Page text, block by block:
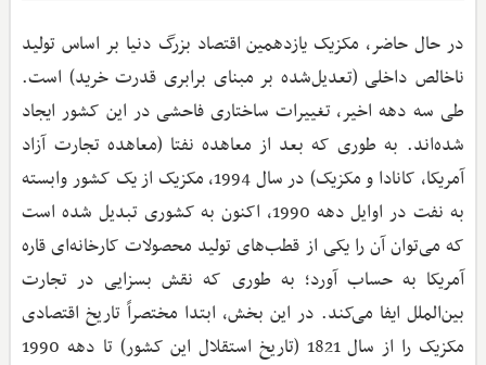
در حال حاضر، مکزیک یازدهمین اقتصاد بزرگ دنیا بر اساس تولید
ناخالص داخلی (تعدیل‌شده بر مبنای برابری قدرت خرید) است.
طی سه دهه اخیر، تغییرات ساختاری فاحشی در این کشور ایجاد
شده‌اند. به طوری که بعد از معاهده نفتا (معاهده تجارت آزاد
آمریکا، کانادا و مکزیک) در سال 1994، مکزیک از یک کشور وابسته
به نفت در اوایل دهه 1990، اکنون به کشوری تبدیل شده است
که می‌توان آن را یکی از قطب‌های تولید محصولات کارخانه‌ای قاره
آمریکا به حساب آورد؛ به طوری که نقش بسزایی در تجارت
بین‌الملل ایفا می‌کند. در این بخش، ابتدا مختصراً تاریخ اقتصادی
مکزیک را از سال 1821 (تاریخ استقلال این کشور) تا دهه 1990